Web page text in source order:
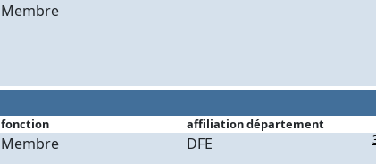
Membre
fonction affiliation département
Membre DFE